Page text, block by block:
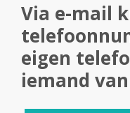
Via e-mail
eigen
iemand